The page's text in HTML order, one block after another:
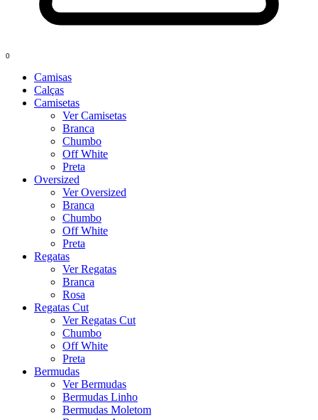
0
Camisas
Calças
Camisetas
Ver Camisetas
Branca
Chumbo
Off White
Preta
Oversized
Ver Oversized
Branca
Chumbo
Off White
Preta
Regatas
Ver Regatas
Branca
Rosa
Regatas Cut
Ver Regatas Cut
Chumbo
Off White
Preta
Bermudas
Ver Bermudas
Bermudas Linho
Bermudas Moletom